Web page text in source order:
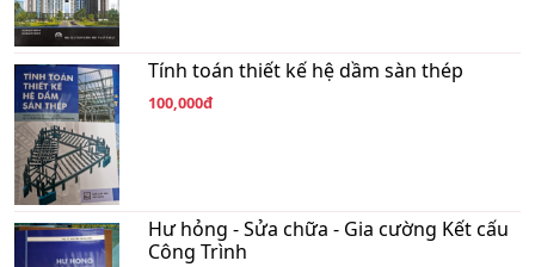
Tính toán thiết kế hệ dầm sàn thép
100,000đ
Hư hỏng - Sửa chữa - Gia cường Kết cấu
Công Trình